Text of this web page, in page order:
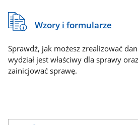
Wzory i formularze
Sprawdź, jak możesz zrealizować
wydział jest właściwy dla sprawy
zainicjować sprawę.